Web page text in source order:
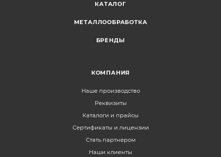
КАТАЛОГ
МЕТАЛЛООБРАБОТКА
БРЕНДЫ
КОМПАНИЯ
Наше производство
Реквизиты
Каталоги и прайсы
Сертификаты и лицензии
Стать партнером
Наши клиенты